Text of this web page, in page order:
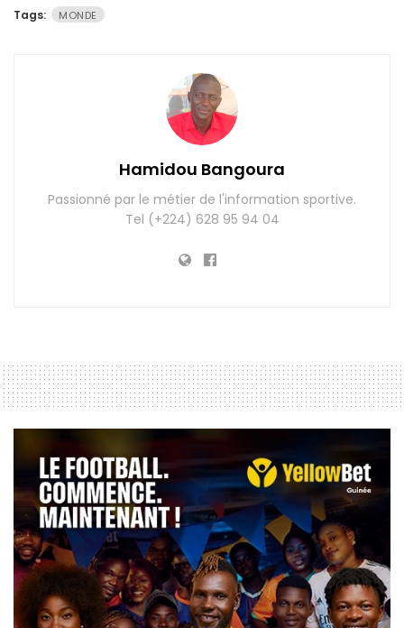
Tags: MONDE
Hamidou Bangoura
Passionné par le métier de l'information sportive.
Tel (+224) 628 95 94 04